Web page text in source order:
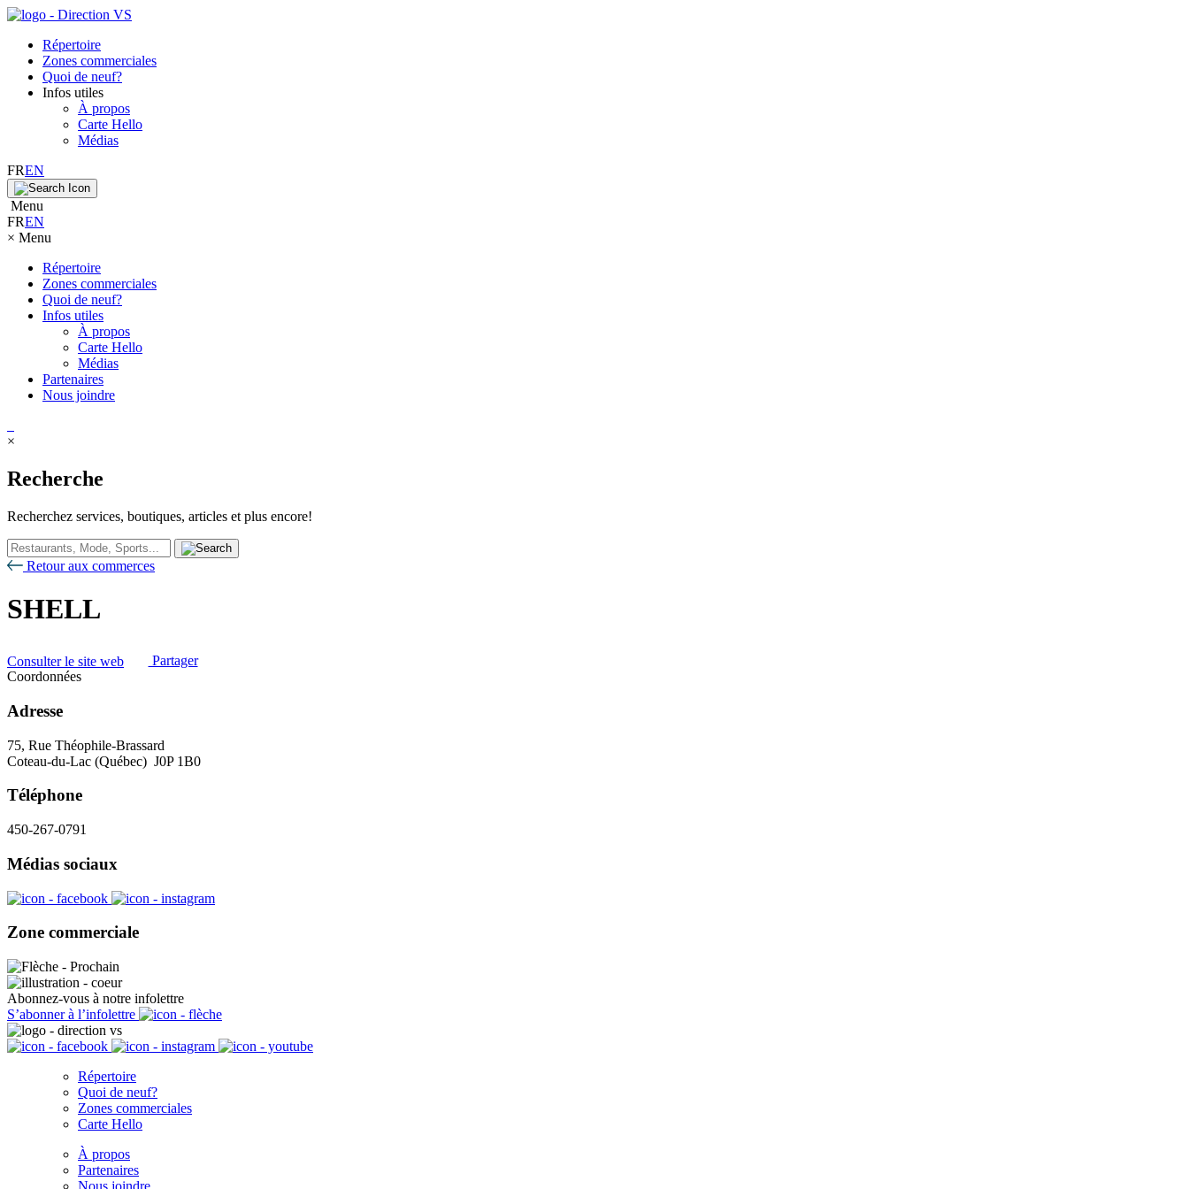
Répertoire
Zones commerciales
Quoi de neuf?
Infos utiles
À propos
Carte Hello
Médias
FREN
Menu
FREN
× Menu
Répertoire
Zones commerciales
Quoi de neuf?
Infos utiles
À propos
Carte Hello
Médias
Partenaires
Nous joindre
×
Recherche
Recherchez services, boutiques, articles et plus encore!
Retour aux commerces
SHELL
Consulter le site web
Partager
Coordonnées
Adresse
75, Rue Théophile-Brassard
Coteau-du-Lac (Québec) J0P 1B0
Téléphone
450-267-0791
Médias sociaux
Zone commerciale
Abonnez-vous à notre infolettre
S’abonner à l’infolettre
Répertoire
Quoi de neuf?
Zones commerciales
Carte Hello
À propos
Partenaires
Nous joindre